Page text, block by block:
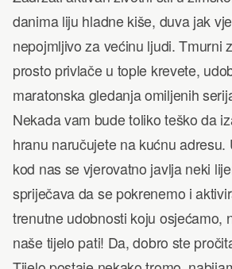
danima liju hladne kiše, duva jak
nepojmljivo za većinu ljudi. Tmurni
prosto privlače u tople krevete,
maratonska gledanja omiljenih
Nekada vam bude toliko teško da
hranu naručujete na kućnu adresu.
kod nas se vjerovatno javlja neki
spriječava da se pokrenemo i
trenutne udobnosti koju osjećamo,
naše tijelo pati! Da, dobro ste